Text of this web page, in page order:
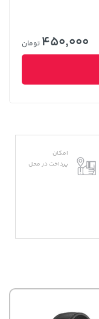
450,000 تومان
امکان
پرداخت در محل